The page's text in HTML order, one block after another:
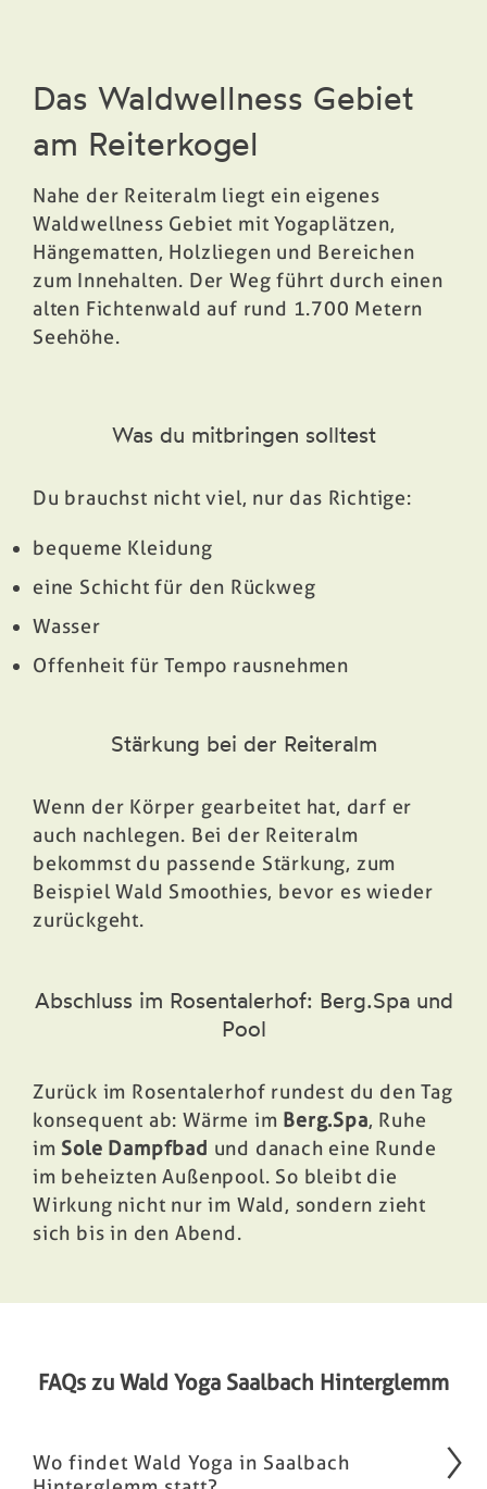
Das Waldwellness Gebiet
am Reiterkogel
Nahe der Reiteralm liegt ein eigenes
Waldwellness Gebiet mit Yogaplätzen,
Hängematten, Holzliegen und Bereichen
zum Innehalten. Der Weg führt durch einen
alten Fichtenwald auf rund 1.700 Metern
Seehöhe.
Was du mitbringen solltest
Du brauchst nicht viel, nur das Richtige:
bequeme Kleidung
eine Schicht für den Rückweg
Wasser
Offenheit für Tempo rausnehmen
Stärkung bei der Reiteralm
Wenn der Körper gearbeitet hat, darf er
auch nachlegen. Bei der Reiteralm
bekommst du passende Stärkung, zum
Beispiel Wald Smoothies, bevor es wieder
zurückgeht.
Abschluss im Rosentalerhof: Berg.Spa und
Pool
Zurück im Rosentalerhof rundest du den Tag
konsequent ab: Wärme im Berg.Spa, Ruhe
im Sole Dampfbad und danach eine Runde
im beheizten Außenpool. So bleibt die
Wirkung nicht nur im Wald, sondern zieht
sich bis in den Abend.
FAQs zu Wald Yoga Saalbach Hinterglemm
Wo findet Wald Yoga in Saalbach